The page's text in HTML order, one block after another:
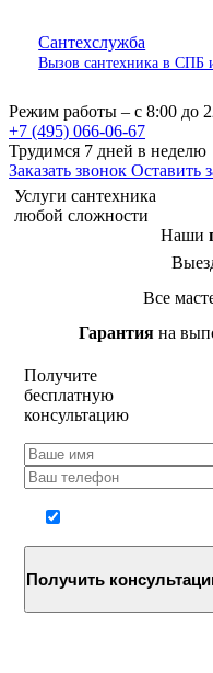
Сантехслужба
Вызов сантехника в
Режим работы – с 8:00 до
+7 (495) 066-06-67
Трудимся 7 дней в неделю
Заказать звонок Оставить
Услуги сантехника
любой сложности
Наши
Все
Гарантияна
Получите
бесплатную
консультацию